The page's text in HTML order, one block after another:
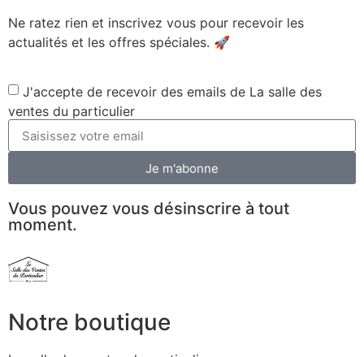
Ne ratez rien et inscrivez vous pour recevoir les
actualités et les offres spéciales. 🚀​
J'accepte de recevoir des emails de La salle des
ventes du particulier
Je m'abonne
Vous pouvez vous désinscrire à tout
moment.
Notre boutique